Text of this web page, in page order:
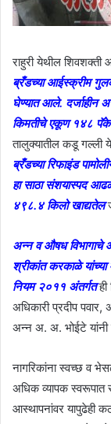
राहुरी येथील
ब्रँडच्या आईस्क्रीम
घेण्यात आले. दर्जाहीन
किमतीचे एकूण १४८
तालुक्यातील कडू गल्ली
ब्रँडच्या रिफाइंड
हा साठा संशयास्पद
४९८.४ किलो खाद्यतेल
अन्न व औषध विभागाचे
श्रीकांत करकाळे यांच्या
नियम २०११ अंतर्गत
अधिकारी प्रदीप
अन्न अ. अ. भोईटे यांनी
नागरिकांना स्वच्छ व
अधिक व्यापक स्वरूपात
आस्थापनांवर यापुढेही